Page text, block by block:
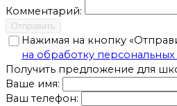
Комментарий:
Отправить
Нажимая на кнопку
на обработку
Получить предложение для
Ваше имя:
Ваш телефон: